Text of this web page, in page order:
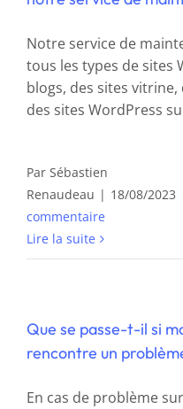
Notre service de
tous les types de sites
blogs, des sites
des sites WordPress
Par Sébastien
Renaudeau | 18/08/2023
commentaire
Lire la suite
Que se passe-t-il si
rencontre un
En cas de problème